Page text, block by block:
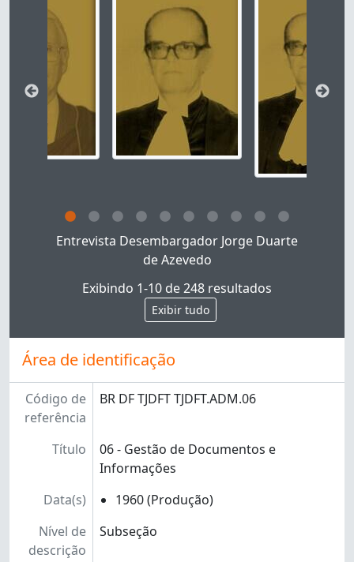
Ao clicar no link deste título da descrição a
Entrevista Desembargador Jorge Duarte
de Azevedo
Exibindo 1-10 de 248 resultados
Exibir tudo
Área de identificação
Código de
referência
BR DF TJDFT TJDFT.ADM.06
Título
06 - Gestão de Documentos e
Informações
Data(s)
1960 (Produção)
Nível de
descrição
Subseção